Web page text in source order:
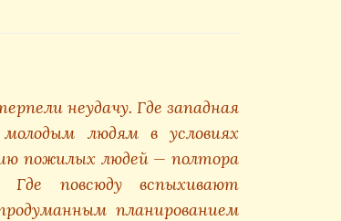
неудачу. Где западная
молодым людям в условиях
пожилых людей — полтора
повсюду вспыхивают
планированием